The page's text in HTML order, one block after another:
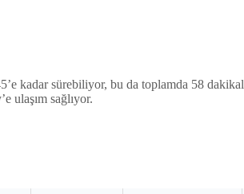
kadar sürebiliyor, bu da toplamda 58
ulaşım sağlıyor.